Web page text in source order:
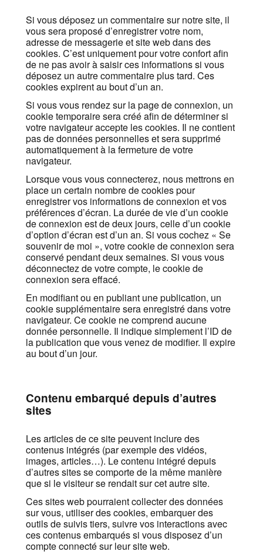
Si vous déposez un commentaire sur notre site, il
vous sera proposé d’enregistrer votre nom,
adresse de messagerie et site web dans des
cookies. C’est uniquement pour votre confort afin
de ne pas avoir à saisir ces informations si vous
déposez un autre commentaire plus tard. Ces
cookies expirent au bout d’un an.
Si vous vous rendez sur la page de connexion, un
cookie temporaire sera créé afin de déterminer si
votre navigateur accepte les cookies. Il ne contient
pas de données personnelles et sera supprimé
automatiquement à la fermeture de votre
navigateur.
Lorsque vous vous connecterez, nous mettrons en
place un certain nombre de cookies pour
enregistrer vos informations de connexion et vos
préférences d’écran. La durée de vie d’un cookie
de connexion est de deux jours, celle d’un cookie
d’option d’écran est d’un an. Si vous cochez « Se
souvenir de moi », votre cookie de connexion sera
conservé pendant deux semaines. Si vous vous
déconnectez de votre compte, le cookie de
connexion sera effacé.
En modifiant ou en publiant une publication, un
cookie supplémentaire sera enregistré dans votre
navigateur. Ce cookie ne comprend aucune
donnée personnelle. Il indique simplement l’ID de
la publication que vous venez de modifier. Il expire
au bout d’un jour.
Contenu embarqué depuis d’autres
sites
Les articles de ce site peuvent inclure des
contenus intégrés (par exemple des vidéos,
images, articles…). Le contenu intégré depuis
d’autres sites se comporte de la même manière
que si le visiteur se rendait sur cet autre site.
Ces sites web pourraient collecter des données
sur vous, utiliser des cookies, embarquer des
outils de suivis tiers, suivre vos interactions avec
ces contenus embarqués si vous disposez d’un
compte connecté sur leur site web.